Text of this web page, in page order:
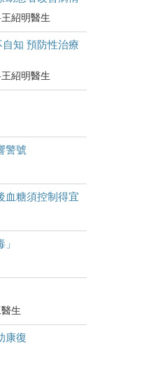
紹明醫生
知 預防性治療
紹明醫生
警號
血糖須控制得宜
生
康復